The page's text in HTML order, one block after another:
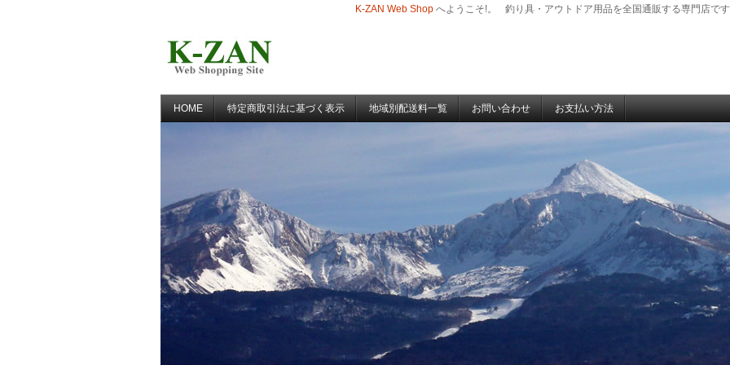
K-ZAN Web Shop へようこそ!。 釣り具・アウトドア用品を全国通販する専門店で
HOME 特定商取引法に基づく表示 地域別配送料一覧 お問い合わせ お支払い方法